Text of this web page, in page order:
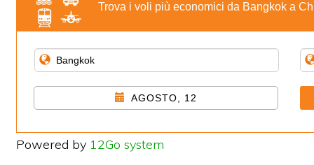
Trova i voli più economici da Bangkok a
AGOSTO, 12
Powered by 12Go system